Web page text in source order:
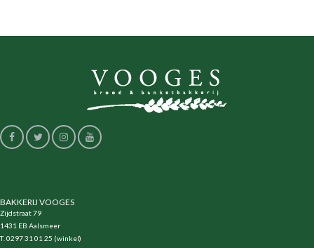
BAKKERIJ VOOGES
Zijdstraat 79
1431 EB Aalsmeer
T. 0297 31 01 25 (winkel)